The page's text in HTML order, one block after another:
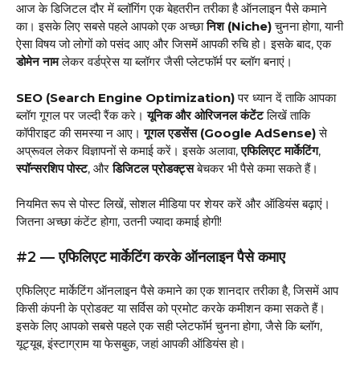
आज के डिजिटल दौर में ब्लॉगिंग एक बेहतरीन तरीका है ऑनलाइन पैसे कमाने
का। इसके लिए सबसे पहले आपको एक अच्छानिश (Niche)चुनना होगा, यानी
ऐसा विषय जो लोगों को पसंद आए और जिसमें आपकी रुचि हो। इसके बाद, एक
डोमेन नामलेकर वर्डप्रेस या ब्लॉगर जैसी प्लेटफॉर्म पर ब्लॉग बनाएं।
SEO (Search Engine Optimization)पर ध्यान दें ताकि आपका
ब्लॉग गूगल पर जल्दी रैंक करे।यूनिक और ओरिजनल कंटेंटलिखें ताकि
कॉपीराइट की समस्या न आए।गूगल एडसेंस (Google AdSense)से
अप्रूवल लेकर विज्ञापनों से कमाई करें। इसके अलावा,एफिलिएट मार्केटिंग,
स्पॉन्सरशिप पोस्ट, औरडिजिटल प्रोडक्ट्सबेचकर भी पैसे कमा सकते हैं।
नियमित रूप से पोस्ट लिखें, सोशल मीडिया पर शेयर करें और ऑडियंस बढ़ाएं।
जितना अच्छा कंटेंट होगा, उतनी ज्यादा कमाई होगी!
#2 — एफिलिएट मार्केटिंग करके ऑनलाइन पैसे कमाए
एफिलिएट मार्केटिंग ऑनलाइन पैसे कमाने का एक शानदार तरीका है, जिसमें आप
किसी कंपनी के प्रोडक्ट या सर्विस को प्रमोट करके कमीशन कमा सकते हैं।
इसके लिए आपको सबसे पहले एक सही प्लेटफॉर्म चुनना होगा, जैसे कि ब्लॉग,
यूट्यूब, इंस्टाग्राम या फेसबुक, जहां आपकी ऑडियंस हो।